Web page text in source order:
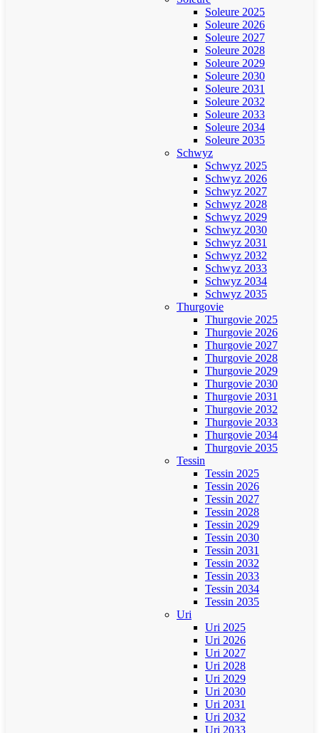
Soleure 2025
Soleure 2026
Soleure 2027
Soleure 2028
Soleure 2029
Soleure 2030
Soleure 2031
Soleure 2032
Soleure 2033
Soleure 2034
Soleure 2035
Schwyz
Schwyz 2025
Schwyz 2026
Schwyz 2027
Schwyz 2028
Schwyz 2029
Schwyz 2030
Schwyz 2031
Schwyz 2032
Schwyz 2033
Schwyz 2034
Schwyz 2035
Thurgovie
Thurgovie 2025
Thurgovie 2026
Thurgovie 2027
Thurgovie 2028
Thurgovie 2029
Thurgovie 2030
Thurgovie 2031
Thurgovie 2032
Thurgovie 2033
Thurgovie 2034
Thurgovie 2035
Tessin
Tessin 2025
Tessin 2026
Tessin 2027
Tessin 2028
Tessin 2029
Tessin 2030
Tessin 2031
Tessin 2032
Tessin 2033
Tessin 2034
Tessin 2035
Uri
Uri 2025
Uri 2026
Uri 2027
Uri 2028
Uri 2029
Uri 2030
Uri 2031
Uri 2032
Uri 2033